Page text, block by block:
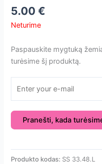
5.00€
Neturime
Paspauskite mygtuką
turėsime šį produktą.
Pranešti, kada
Produkto kodas: SS 33.48.L